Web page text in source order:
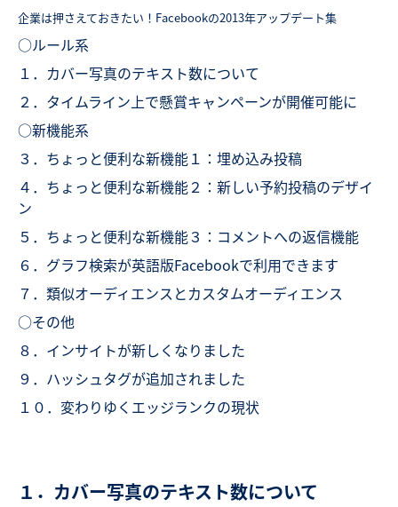
企業は押さえておきたい！Facebookの2013年アップデート集
○ルール系
１．カバー写真のテキスト数について
２．タイムライン上で懸賞キャンペーンが開催可能に
○新機能系
３．ちょっと便利な新機能１：埋め込み投稿
４．ちょっと便利な新機能２：新しい予約投稿のデザイ
ン
５．ちょっと便利な新機能３：コメントへの返信機能
６．グラフ検索が英語版Facebookで利用できます
７．類似オーディエンスとカスタムオーディエンス
○その他
８．インサイトが新しくなりました
９．ハッシュタグが追加されました
１０．変わりゆくエッジランクの現状
１．カバー写真のテキスト数について